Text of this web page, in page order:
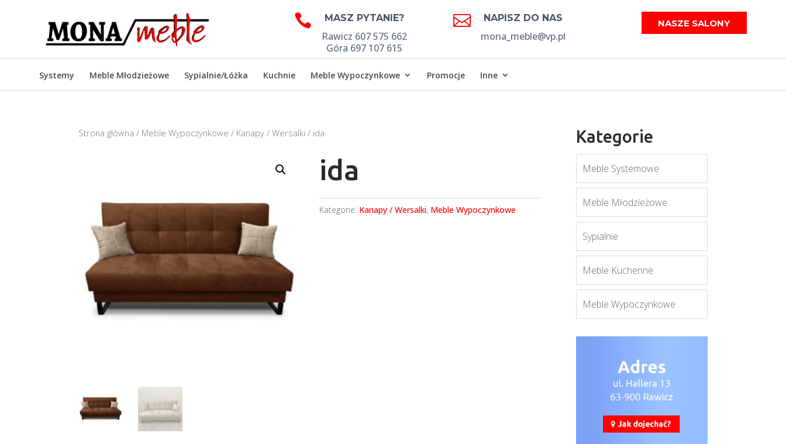
 MASZ PYTANIE?
Rawicz 607 575 662
Góra 697 107 615
 NAPISZ DO NAS
mona_meble@vp.pl
NASZE SALONY
Systemy Meble Młodzieżowe Sypialnie/Łóżka Kuchnie Meble Wypoczynkowe Promocje Inne
Strona główna / Meble Wypoczynkowe / Kanapy / Wersalki / ida
ida
Kategorie: Kanapy / Wersalki, Meble Wypoczynkowe
Kategorie
Meble Systemowe
Meble Młodzieżowe
Sypialnie
Meble Kuchenne
Meble Wypoczynkowe